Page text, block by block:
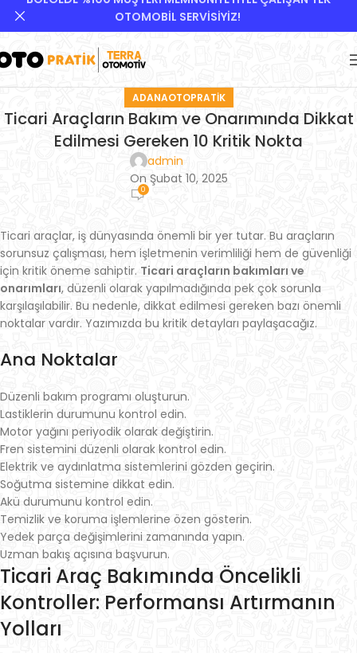
ADANAOTOPRATIK
Ticari Araçların Bakım ve Onarımında Dikkat
Edilmesi Gereken 10 Kritik Nokta
admin
On Şubat 10, 2025
0
Ticari araçlar, iş dünyasında önemli bir yer tutar. Bu araçların
sorunsuz çalışması, hem işletmenin verimliliği hem de güvenliği
için kritik öneme sahiptir. Ticari araçların bakımları ve
onarımları, düzenli olarak yapılmadığında pek çok sorunla
karşılaşılabilir. Bu nedenle, dikkat edilmesi gereken bazı önemli
noktalar vardır. Yazımızda bu kritik detayları paylaşacağız.
Ana Noktalar
Düzenli bakım programı oluşturun.
Lastiklerin durumunu kontrol edin.
Motor yağını periyodik olarak değiştirin.
Fren sistemini düzenli olarak kontrol edin.
Elektrik ve aydınlatma sistemlerini gözden geçirin.
Soğutma sistemine dikkat edin.
Akü durumunu kontrol edin.
Temizlik ve koruma işlemlerine özen gösterin.
Yedek parça değişimlerini zamanında yapın.
Uzman bakış açısına başvurun.
Ticari Araç Bakımında Öncelikli
Kontroller: Performansı Artırmanın
Yolları
OTOMOBİL SERVİSİYİZ!